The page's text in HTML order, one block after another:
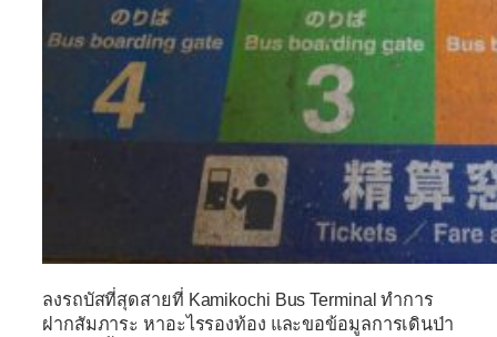
ลงรถบัสที่สุดสายที่ Kamikochi Bus Terminal ทำการ
ฝากสัมภาระ หาอะไรรองท้อง และขอข้อมูลการเดินป่า